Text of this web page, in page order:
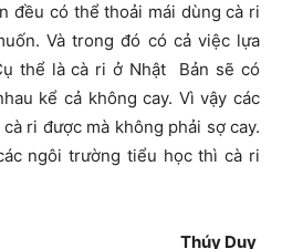
đều có thể thoải mái dùng cà ri
Và trong đó có cả việc lựa
thể là cà ri ở Nhật Bản sẽ có
kể cả không cay. Vì vậy các
ri được mà không phải sợ cay.
ngôi trường tiểu học thì cà ri
Thúy Duy